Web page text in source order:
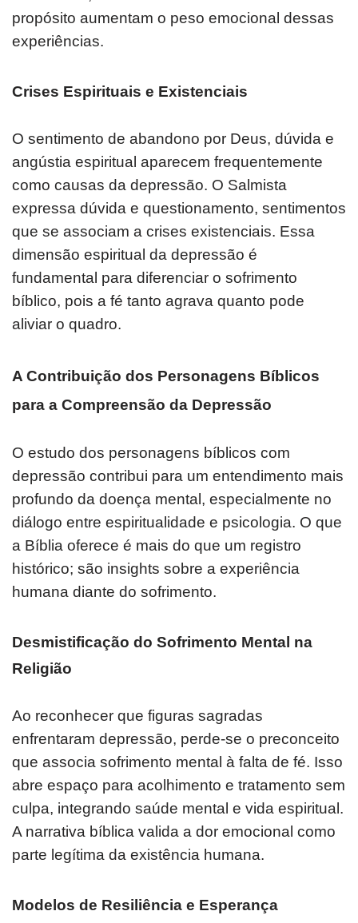
propósito aumentam o peso emocional dessas
experiências.
Crises Espirituais e Existenciais
O sentimento de abandono por Deus, dúvida e
angústia espiritual aparecem frequentemente
como causas da depressão. O Salmista
expressa dúvida e questionamento, sentimentos
que se associam a crises existenciais. Essa
dimensão espiritual da depressão é
fundamental para diferenciar o sofrimento
bíblico, pois a fé tanto agrava quanto pode
aliviar o quadro.
A Contribuição dos Personagens Bíblicos
para a Compreensão da Depressão
O estudo dos personagens bíblicos com
depressão contribui para um entendimento mais
profundo da doença mental, especialmente no
diálogo entre espiritualidade e psicologia. O que
a Bíblia oferece é mais do que um registro
histórico; são insights sobre a experiência
humana diante do sofrimento.
Desmistificação do Sofrimento Mental na
Religião
Ao reconhecer que figuras sagradas
enfrentaram depressão, perde-se o preconceito
que associa sofrimento mental à falta de fé. Isso
abre espaço para acolhimento e tratamento sem
culpa, integrando saúde mental e vida espiritual.
A narrativa bíblica valida a dor emocional como
parte legítima da existência humana.
Modelos de Resiliência e Esperança